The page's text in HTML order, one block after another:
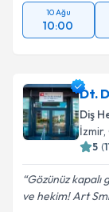
10 Ağu
10:00
Dt.
Diş
İzmir,
5 (
Gözünüz
ve hekim! Art